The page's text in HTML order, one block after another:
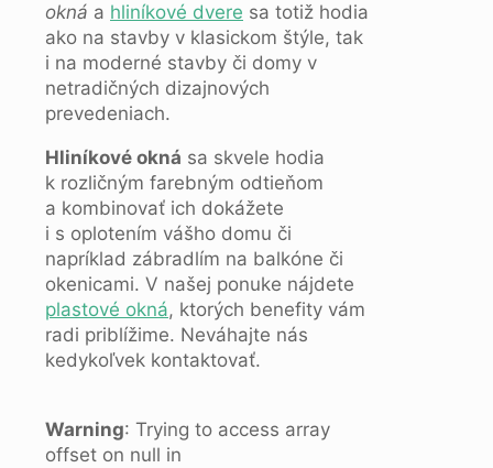
okná a hliníkové dvere sa totiž hodia
ako na stavby v klasickom štýle, tak
i na moderné stavby či domy v
netradičných dizajnových
prevedeniach.
Hliníkové okná sa skvele hodia
k rozličným farebným odtieňom
a kombinovať ich dokážete
i s oplotením vášho domu či
napríklad zábradlím na balkóne či
okenicami. V našej ponuke nájdete
plastové okná, ktorých benefity vám
radi priblížime. Neváhajte nás
kedykoľvek kontaktovať.
Warning: Trying to access array
offset on null in